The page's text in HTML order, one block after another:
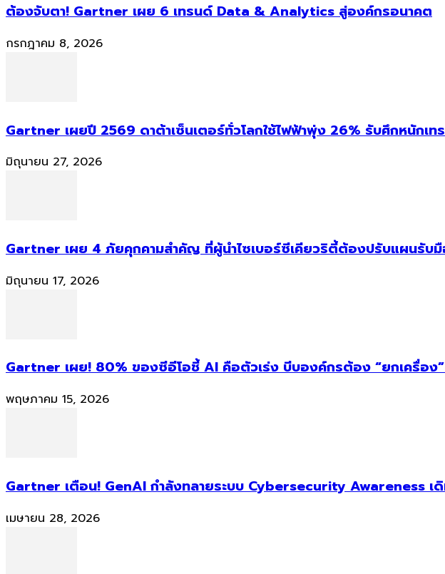
ต้องจับตา! Gartner เผย 6 เทรนด์ Data & Analytics สู่องค์กรอนาคต
กรกฎาคม 8, 2026
Gartner เผยปี 2569 ดาต้าเซ็นเตอร์ทั่วโลกใช้ไฟฟ้าพุ่ง 26% รับศึกหนักเท
มิถุนายน 27, 2026
Gartner เผย 4 ภัยคุกคามสำคัญ ที่ผู้นำไซเบอร์ซีเคียวริตี้ต้องปรับแผนรับ
มิถุนายน 17, 2026
Gartner เผย! 80% ของซีอีโอชี้ AI คือตัวเร่ง บีบองค์กรต้อง “ยกเครื่อง”
พฤษภาคม 15, 2026
Gartner เตือน! GenAI กำลังทลายระบบ Cybersecurity Awareness เ
เมษายน 28, 2026